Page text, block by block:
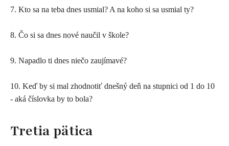
7. Kto sa na teba dnes usmial? A na koho si sa usmial ty?
8. Čo si sa dnes nové naučil v škole?
9. Napadlo ti dnes niečo zaujímavé?
10. Keď by si mal zhodnotiť dnešný deň na stupnici od 1 do 10
- aká číslovka by to bola?
Tretia pätica